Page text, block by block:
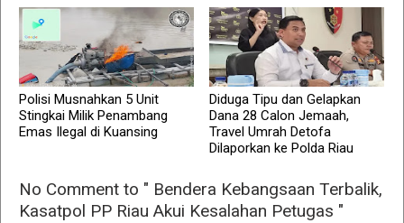
Polisi Musnahkan 5 Unit
Stingkai Milik Penambang
Emas Ilegal di Kuansing
Diduga Tipu dan Gelapkan
Dana 28 Calon Jemaah,
Travel Umrah Detofa
Dilaporkan ke Polda Riau
No Comment to " Bendera Kebangsaan Terbalik,
Kasatpol PP Riau Akui Kesalahan Petugas "